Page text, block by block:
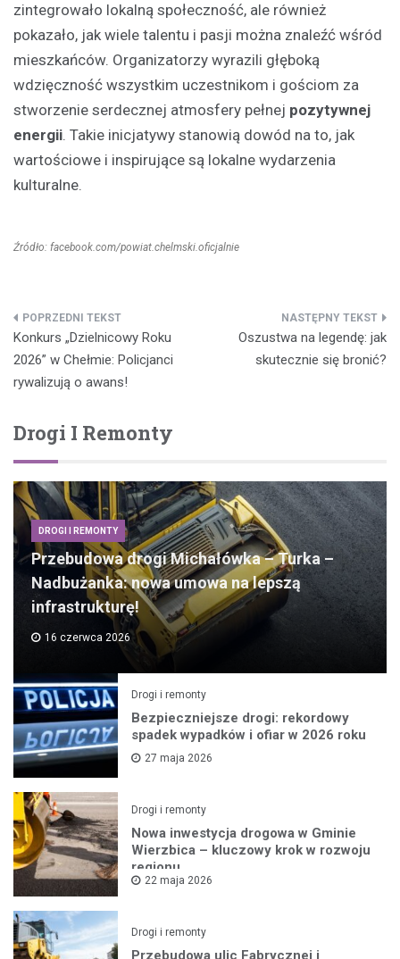
zintegrowało lokalną społeczność, ale również
pokazało, jak wiele talentu i pasji można znaleźć wśród
mieszkańców. Organizatorzy wyrazili głęboką
wdzięczność wszystkim uczestnikom i gościom za
stworzenie serdecznej atmosfery pełnej pozytywnej
energii. Takie inicjatywy stanowią dowód na to, jak
wartościowe i inspirujące są lokalne wydarzenia
kulturalne.
Źródło: facebook.com/powiat.chelmski.oficjalnie
Nawigacja
wpisu
Konkurs „Dzielnicowy Roku
2026” w Chełmie: Policjanci
rywalizują o awans!
Oszustwa na legendę: jak
skutecznie się bronić?
Drogi I Remonty
DROGI I REMONTY
Przebudowa drogi Michałówka – Turka –
Nadbużanka: nowa umowa na lepszą
infrastrukturę!
16 czerwca 2026
Drogi i remonty
Bezpieczniejsze drogi: rekordowy
spadek wypadków i ofiar w 2026 roku
27 maja 2026
Drogi i remonty
Nowa inwestycja drogowa w Gminie
Wierzbica – kluczowy krok w rozwoju
regionu
22 maja 2026
Drogi i remonty
Przebudowa ulic Fabrycznej i